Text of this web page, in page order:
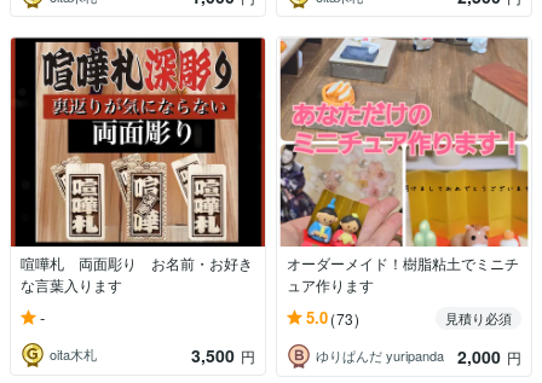
喧嘩札 両面彫り お名前・お好き
な言葉入ります
-
oita木札 3,500 円
オーダーメイド！樹脂粘土でミニチ
ュア作ります
5.0(73)
見積り必須
ゆりぱんだ yuripanda
2,000 円